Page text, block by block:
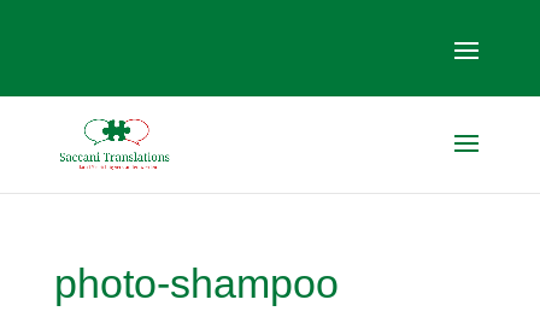
photo-shampoo